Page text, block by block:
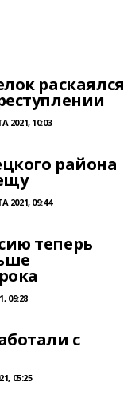
раскаялся
2021, 10:03
района
2021, 09:44
теперь
09:28
с
05:25